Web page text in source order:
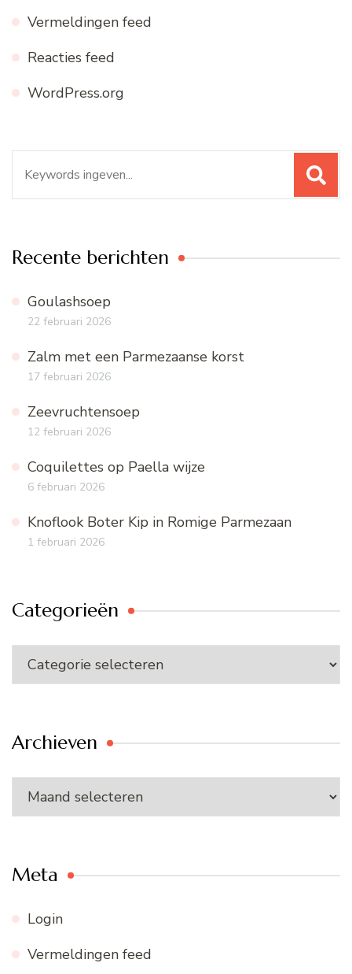
Vermeldingen feed
Reacties feed
WordPress.org
naar:
Recente berichten
Goulashsoep
22 februari 2026
Zalm met een Parmezaanse korst
17 februari 2026
Zeevruchtensoep
12 februari 2026
Coquilettes op Paella wijze
6 februari 2026
Knoflook Boter Kip in Romige Parmezaan
1 februari 2026
Categorieën
Categorieën
Archieven
Archieven
Meta
Login
Vermeldingen feed